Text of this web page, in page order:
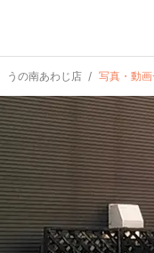
うの南あわじ店 写真・動